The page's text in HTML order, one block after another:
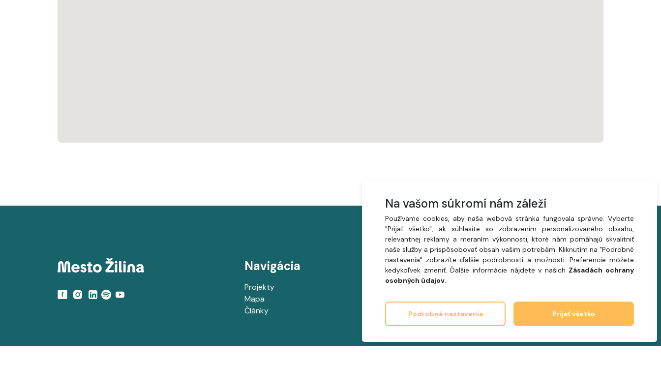
Navigácia
Projekty
Mapa
Články
Na vašom súkromí nám záleží
Používame cookies, aby naša webová stránka fungovala správne. Vyberte
"Prijať všetko", ak súhlasíte so zobrazením personalizovaného obsahu,
relevantnej reklamy a meraním výkonnosti, ktoré nám pomáhajú skvalitniť
naše služby a prispôsobovať obsah vašim potrebám. Kliknutím na "Podrobné
nastavenia" zobrazíte ďalšie podrobnosti a možnosti. Preferencie môžete
kedykoľvek zmeniť. Ďalšie informácie nájdete v našich Zásadách ochrany
osobných údajov.
Prijať všetko
Podrobné nastavenia